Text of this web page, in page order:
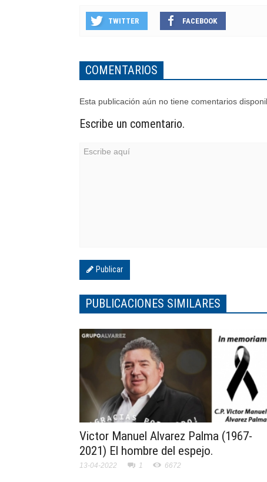
TWITTER FACEBOOK
COMENTARIOS
Esta publicación aún no tiene comentarios
Escribe un comentario.
Publicar
PUBLICACIONES SIMILARES
Victor Manuel Alvarez Palma (1967-
2021) El hombre del espejo.
13-04-2022 1 6672